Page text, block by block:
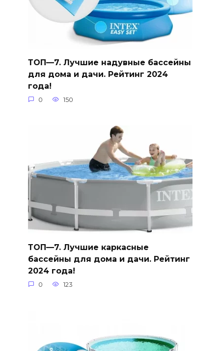
ТОП—7. Лучшие надувные бассейны
для дома и дачи. Рейтинг 2024
года!
0 150
ТОП—7. Лучшие каркасные
бассейны для дома и дачи. Рейтинг
2024 года!
0 123